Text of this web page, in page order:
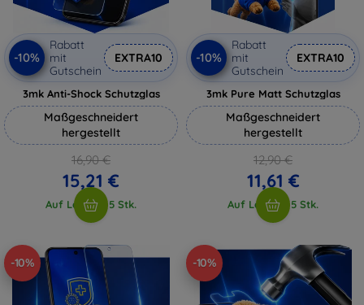
-10%
Rabatt
mit
Gutschein
EXTRA10
3mk Anti-Shock Schutzglas
Maßgeschneidert
hergestellt
16,90 €
15,21 €
Auf Lager > 5 Stk.
-10%
Rabatt
mit
Gutschein
EXTRA10
3mk Pure Matt Schutzglas
Maßgeschneidert
hergestellt
12,90 €
11,61 €
Auf Lager > 5 Stk.
-10% -10%